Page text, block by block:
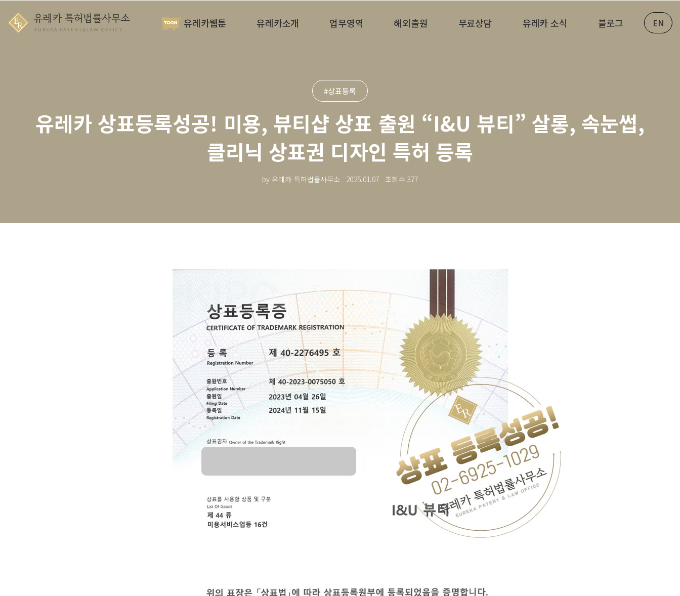
유레카웹툰 유레카소개 업무영역 해외출원 무료상담 유레카 소식 블로그 EN
#상표등록
유레카 상표등록성공! 미용, 뷰티샵 상표 출원 “I&U 뷰티” 살롱, 속눈썹,
클리닉 상표권 디자인 특허 등록
by 유레카 특허법률사무소 2025.01.07 조회수 377